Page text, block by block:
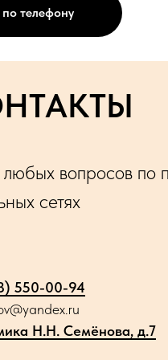
телефону
вопросов по
сетях
550-00-94
Н.Н. Семёнова, д.7